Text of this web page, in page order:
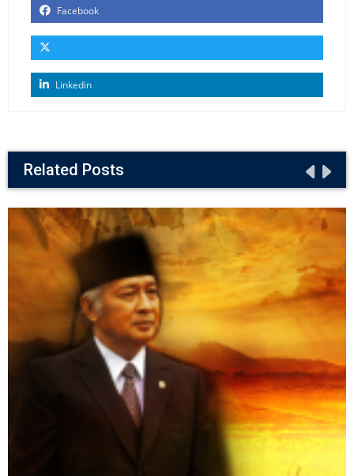
Facebook
Linkedin
Related Posts